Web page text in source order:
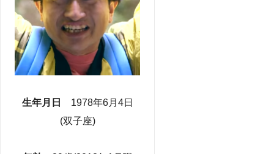
生年月日 1978年6月4日
(双子座)